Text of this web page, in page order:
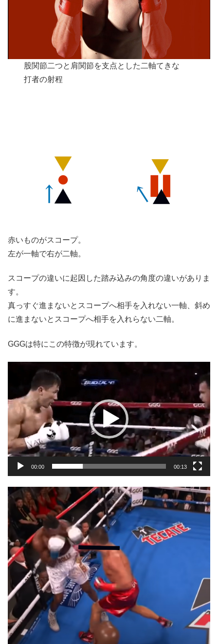
股関節二つと肩関節を支点とした二軸てきな
打者の射程
赤いものがスコープ。
左が一軸で右が二軸。
スコープの違いに起因した踏み込みの角度の違いがありま
す。
真っすぐ進まないとスコープへ相手を入れない一軸、斜め
に進まないとスコープへ相手を入れらない二軸。
GGGは特にこの特徴が現れています。
レ
ー
ヤ
ー
00:00 00:13